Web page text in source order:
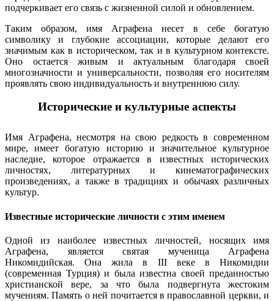
подчеркивает его связь с жизненной силой и обновлением.
Таким образом, имя Аграфена несет в себе богатую
символику и глубокие ассоциации, которые делают его
значимым как в историческом, так и в культурном контексте.
Оно остается живым и актуальным благодаря своей
многозначности и универсальности, позволяя его носителям
проявлять свою индивидуальность и внутреннюю силу.
Исторические и культурные аспекты
Имя Аграфена, несмотря на свою редкость в современном
мире, имеет богатую историю и значительное культурное
наследие, которое отражается в известных исторических
личностях, литературных и кинематографических
произведениях, а также в традициях и обычаях различных
культур.
Известные исторические личности с этим именем
Одной из наиболее известных личностей, носящих имя
Аграфена, является святая мученица Аграфена
Никомидийская. Она жила в III веке в Никомидии
(современная Турция) и была известна своей преданностью
христианской вере, за что была подвергнута жестоким
мучениям. Память о ней почитается в православной церкви, и